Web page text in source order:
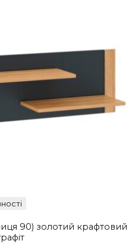
90) золотий крафтовий